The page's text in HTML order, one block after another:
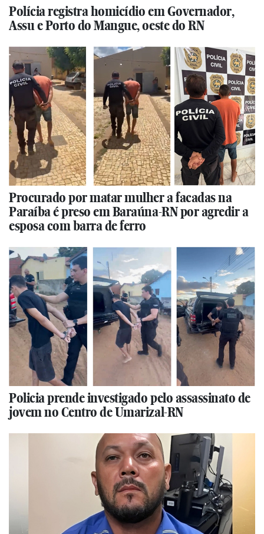
Polícia registra homicídio em Governador,
Assu e Porto do Mangue, oeste do RN
Procurado por matar mulher a facadas na
Paraíba é preso em Baraúna-RN por agredir a
esposa com barra de ferro
Policia prende investigado pelo assassinato de
jovem no Centro de Umarizal-RN